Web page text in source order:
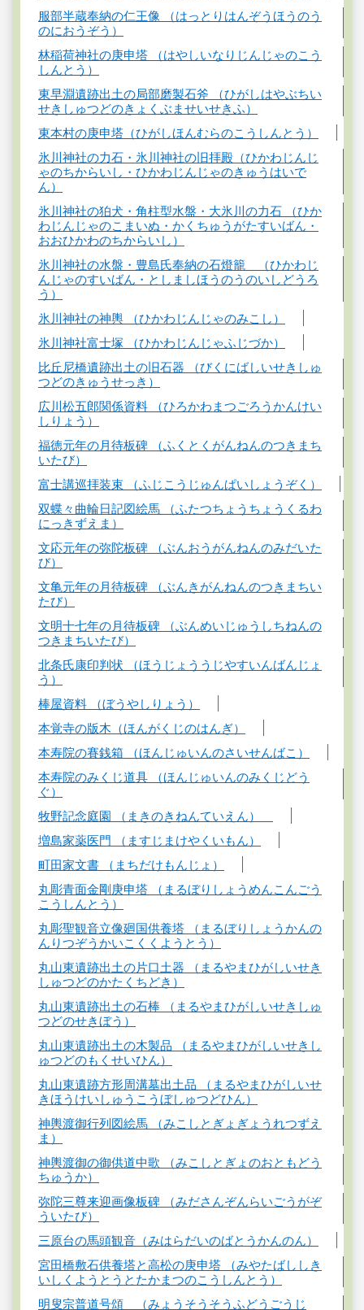
服部半蔵奉納の仁王像 （はっとりはんぞうほうのう
のにおうぞう）
林稲荷神社の庚申塔 （はやしいなりじんじゃのこう
しんとう）
東早淵遺跡出土の局部磨製石斧 （ひがしはやぶちい
せきしゅつどのきょくぶませいせきふ）
東本村の庚申塔（ひがしほんむらのこうしんとう）
氷川神社の力石・氷川神社の旧拝殿（ひかわじんじ
ゃのちからいし・ひかわじんじゃのきゅうはいで
ん）
氷川神社の狛犬・角柱型水盤・大氷川の力石 （ひか
わじんじゃのこまいぬ・かくちゅうがたすいばん・
おおひかわのちからいし）
氷川神社の水盤・豊島氏奉納の石燈籠 （ひかわじ
んじゃのすいばん・としましほうのうのいしどうろ
う）
氷川神社の神輿 （ひかわじんじゃのみこし）
氷川神社富士塚 （ひかわじんじゃふじづか）
比丘尼橋遺跡出土の旧石器 （びくにばしいせきしゅ
つどのきゅうせっき）
広川松五郎関係資料 （ひろかわまつごろうかんけい
しりょう）
福徳元年の月待板碑 （ふくとくがんねんのつきまち
いたび）
富士講巡拝装束 （ふじこうじゅんぱいしょうぞく）
双蝶々曲輪日記図絵馬 （ふたつちょうちょうくるわ
にっきずえま）
文応元年の弥陀板碑 （ぶんおうがんねんのみだいた
び）
文亀元年の月待板碑 （ぶんきがんねんのつきまちい
たび）
文明十七年の月待板碑 （ぶんめいじゅうしちねんの
つきまちいたび）
北条氏康印判状 （ほうじょううじやすいんばんじょ
う）
棒屋資料 （ぼうやしりょう）
本覚寺の版木（ほんがくじのはんぎ）
本寿院の賽銭箱 （ほんじゅいんのさいせんばこ）
本寿院のみくじ道具 （ほんじゅいんのみくじどう
ぐ）
牧野記念庭園 （まきのきねんていえん）
増島家薬医門 （ますじまけやくいもん）
町田家文書 （まちだけもんじょ）
丸彫青面金剛庚申塔 （まるぼりしょうめんこんごう
こうしんとう）
丸彫聖観音立像廻国供養塔 （まるぼりしょうかんの
んりつぞうかいこくくようとう）
丸山東遺跡出土の片口土器 （まるやまひがしいせき
しゅつどのかたくちどき）
丸山東遺跡出土の石棒 （まるやまひがしいせきしゅ
つどのせきぼう）
丸山東遺跡出土の木製品 （まるやまひがしいせきし
ゅつどのもくせいひん）
丸山東遺跡方形周溝墓出土品 （まるやまひがしいせ
きほうけいしゅうこうぼしゅつどひん）
神輿渡御行列図絵馬 （みこしとぎょぎょうれつずえ
ま）
神輿渡御の御供道中歌 （みこしとぎょのおともどう
ちゅうか）
弥陀三尊来迎画像板碑 （みださんぞんらいごうがぞ
ういたび）
三原台の馬頭観音（みはらだいのばとうかんのん）
宮田橋敷石供養塔と高松の庚申塔 （みやたばししき
いしくようとうとたかまつのこうしんとう）
明叟宗普道号頌 （みょうそうそうふどうごうじ